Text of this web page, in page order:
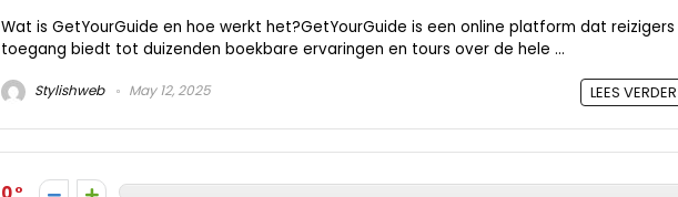
Wat is GetYourGuide en hoe werkt het?GetYourGuide is een online platform dat reizigers
toegang biedt tot duizenden boekbare ervaringen en tours over de hele ...
Stylishweb May 12, 2025 LEES VERDER